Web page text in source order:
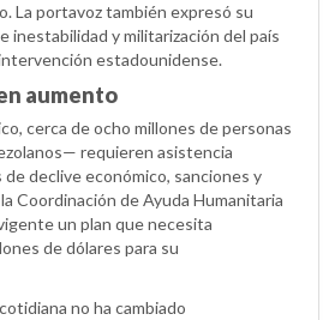
La portavoz también expresó su
inestabilidad y militarización del país
estadounidense.
aumento
cerca de ocho millones de personas
requieren asistencia
declive económico, sanciones y
Coordinación de Ayuda Humanitaria
un plan que necesita
de dólares para su
no ha cambiado